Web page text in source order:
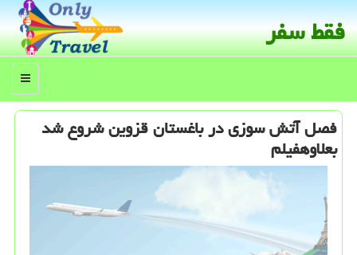
فقط سفر
منو
فصل آتش سوزی در باغستان قزوین شروع شد
بعلاوهفیلم